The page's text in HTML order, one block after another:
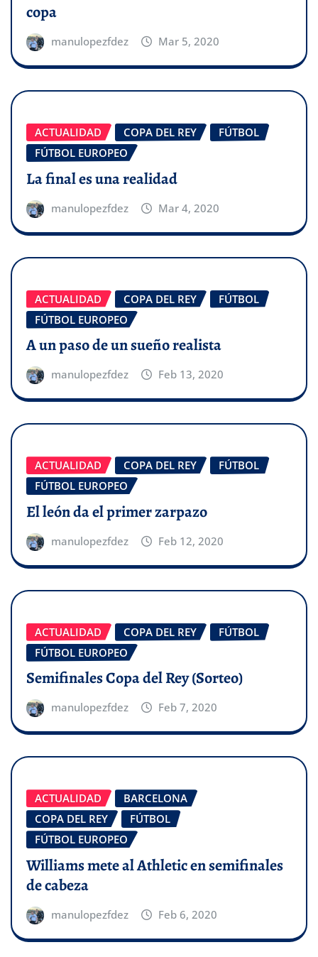
copa
manulopezfdez Mar 5, 2020
ACTUALIDAD COPA DEL REY
FÚTBOL
FÚTBOL EUROPEO
La final es una realidad
manulopezfdez Mar 4, 2020
ACTUALIDAD COPA DEL REY
FÚTBOL
FÚTBOL EUROPEO
A un paso de un sueño realista
manulopezfdez Feb 13, 2020
ACTUALIDAD COPA DEL REY
FÚTBOL
FÚTBOL EUROPEO
El león da el primer zarpazo
manulopezfdez Feb 12, 2020
ACTUALIDAD COPA DEL REY
FÚTBOL
FÚTBOL EUROPEO
Semifinales Copa del Rey (Sorteo)
manulopezfdez Feb 7, 2020
ACTUALIDAD
BARCELONA
COPA DEL REY
FÚTBOL
FÚTBOL EUROPEO
Williams mete al Athletic en semifinales
de cabeza
manulopezfdez Feb 6, 2020